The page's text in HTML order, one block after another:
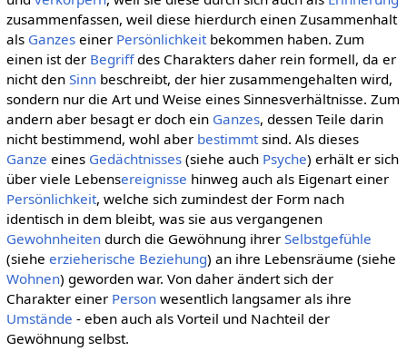
zusammenfassen, weil diese hierdurch einen Zusammenhalt
als Ganzeseiner Persönlichkeitbekommen haben. Zum
einen ist der Begriffdes Charakters daher rein formell, da er
nicht den Sinnbeschreibt, der hier zusammengehalten wird,
sondern nur die Art und Weise eines Sinnesverhältnisse. Zum
andern aber besagt er doch ein Ganzes, dessen Teile darin
nicht bestimmend, wohl aber bestimmtsind. Als dieses
Ganze eines Gedächtnisses(siehe auch Psyche) erhält er sich
über viele Lebensereignisse hinweg auch als Eigenart einer
Persönlichkeit, welche sich zumindest der Form nach
identisch in dem bleibt, was sie aus vergangenen
Gewohnheitendurch die Gewöhnung ihrer Selbstgefühle
(siehe erzieherische Beziehung) an ihre Lebensräume (siehe
Wohnen) geworden war. Von daher ändert sich der
Charakter einer Personwesentlich langsamer als ihre
Umstände - eben auch als Vorteil und Nachteil der
Gewöhnung selbst.